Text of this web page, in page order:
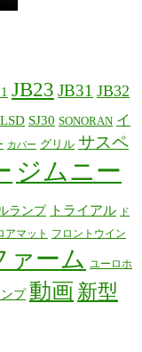
JB23 JB31 JB32
LSD SJ30 SONORAN イ
カバー グリル サスペ
ジムニー
ランプ トライアル ド
アマット フロントウイン
ァーム ユーロホ
プ 動画 新型